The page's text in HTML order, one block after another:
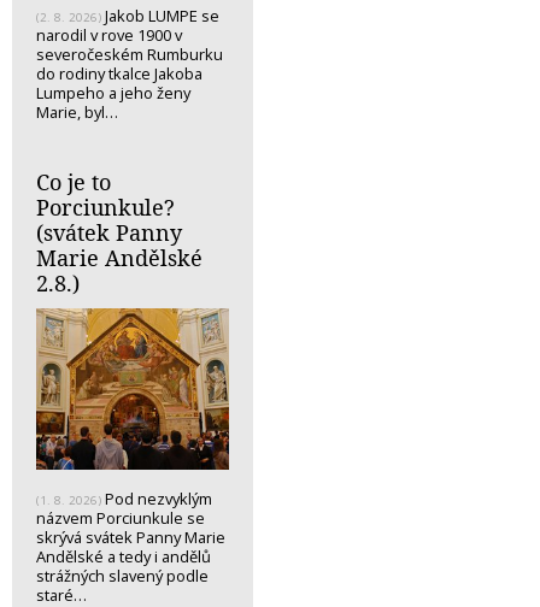
(2. 8. 2026) Jakob LUMPE se
narodil v rove 1900 v
severočeském Rumburku
do rodiny tkalce Jakoba
Lumpeho a jeho ženy
Marie, byl…
Co je to
Porciunkule?
(svátek Panny
Marie Andělské
2.8.)
(1. 8. 2026) Pod nezvyklým
názvem Porciunkule se
skrývá svátek Panny Marie
Andělské a tedy i andělů
strážných slavený podle
staré…